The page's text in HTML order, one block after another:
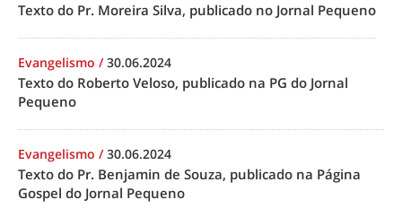
Texto do Pr. Moreira Silva, publicado no Jornal Pequeno
Evangelismo /30.06.2024
Texto do Roberto Veloso, publicado na PG do Jornal
Pequeno
Evangelismo /30.06.2024
Texto do Pr. Benjamin de Souza, publicado na Página
Gospel do Jornal Pequeno